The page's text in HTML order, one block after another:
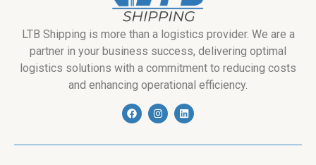
LTB Shipping is more than a logistics provider. We are a
partner in your business success, delivering optimal
logistics solutions with a commitment to reducing costs
and enhancing operational efficiency.